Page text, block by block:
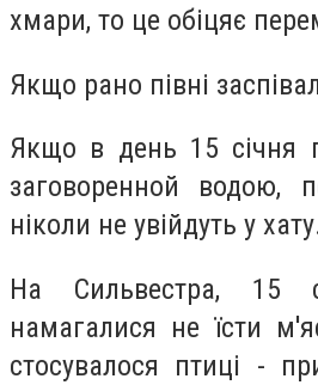
хмари, то це обіцяє
Якщо рано півні
Якщо в день 15 січня
заговоренной водою,
ніколи не увійдуть у
На Сильвестра, 15
намагалися не їсти
стосувалося птиці -